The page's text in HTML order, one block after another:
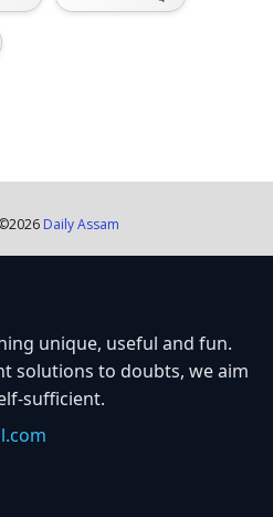
2026 Daily Assam
unique, useful and fun.
solutions to doubts, we aim
sufficient.